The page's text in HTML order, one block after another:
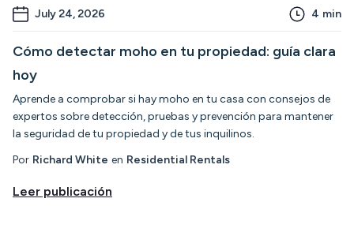
July 24, 2026 4 min
Cómo detectar moho en tu propiedad: guía clara
hoy
Aprende a comprobar si hay moho en tu casa con consejos de
expertos sobre detección, pruebas y prevención para mantener
la seguridad de tu propiedad y de tus inquilinos.
Por Richard White en Residential Rentals
Leer publicación